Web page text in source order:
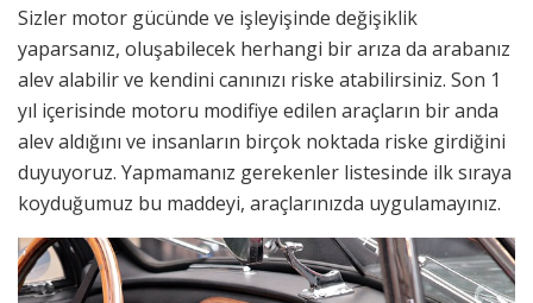
Sizler motor gücünde ve işleyişinde değişiklik
yaparsanız, oluşabilecek herhangi bir arıza da arabanız
alev alabilir ve kendini canınızı riske atabilirsiniz. Son 1
yıl içerisinde motoru modifiye edilen araçların bir anda
alev aldığını ve insanların birçok noktada riske girdiğini
duyuyoruz. Yapmamanız gerekenler listesinde ilk sıraya
koyduğumuz bu maddeyi, araçlarınızda uygulamayınız.